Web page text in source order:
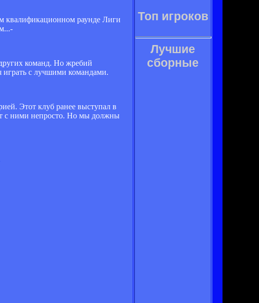
квалификационном раунде Лиги
команд. Но жребий
играть с лучшими командами.
Этот клуб ранее выступал в
с ними непросто. Но мы должны
Топ игроков
Лучшие
сборные